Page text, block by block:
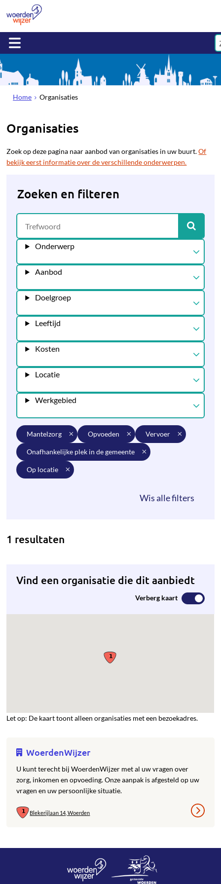
Home Organisaties
Organisaties
Zoek op deze pagina naar aanbod van organisaties in uw buurt.Of
bekijk eerst informatie over de verschillende onderwerpen.
Zoeken en filteren
Onderwerp
Aanbod
Doelgroep
Leeftijd
Kosten
Locatie
Werkgebied
mantelzorg opvoeden vervoer
onafhankelijke plek in de gemeente
op locatie
1 resultaten
Vind een organisatie die dit aanbiedt
Verberg kaart
Let op: De kaart toont alleen organisaties met een bezoekadres.
WoerdenWijzer
U kunt terecht bij WoerdenWijzer met al uw vragen over
zorg, inkomen en opvoeding. Onze aanpak is afgesteld op uw
vragen en uw persoonlijke situatie.
Blekerijlaan 14, Woerden